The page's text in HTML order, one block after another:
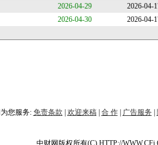
2026-04-29 2026-04-
2026-04-30 2026-04-
您服务: 免责条款 欢迎来稿| 合 作| 广告服务
中财网版权所有(C) HTTP://